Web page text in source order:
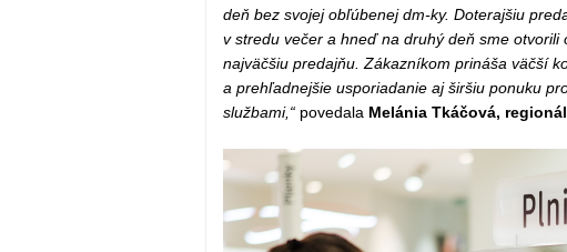
deň bez svojej obľúbenej dm-ky. Doterajšiu
v stredu večer a hneď na druhý deň sme
najväčšiu predajňu. Zákazníkom prináša väčší
a prehľadnejšie usporiadanie aj širšiu ponuku
službami,“povedala Melánia Tkáčová,